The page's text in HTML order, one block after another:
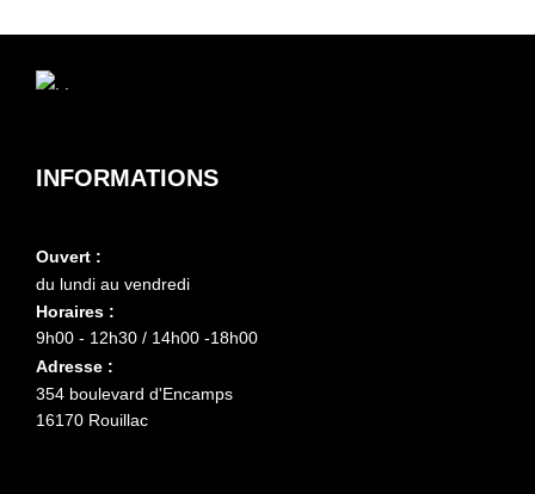
INFORMATIONS
Ouvert :
du lundi au vendredi
Horaires :
9h00 - 12h30 / 14h00 -18h00
Adresse :
354 boulevard d'Encamps
16170 Rouillac